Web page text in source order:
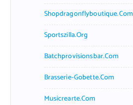
Shopdragonflyboutique.com
Sportszilla.org
Batchprovisionsbar.com
Brasserie-Gobette.com
Musicrearte.com